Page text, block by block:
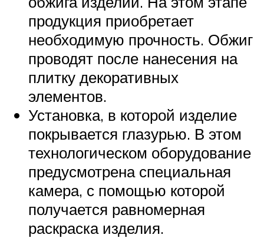
продукция приобретает
необходимую прочность. Обжиг
проводят после нанесения на
плитку декоративных
элементов.
Установка, в которой изделие
покрывается глазурью. В этом
технологическом оборудование
предусмотрена специальная
камера, с помощью которой
получается равномерная
раскраска изделия.